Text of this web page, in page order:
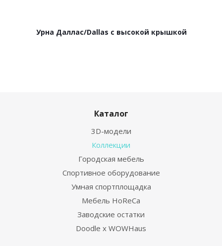
Урна Даллас/Dallas c высокой крышкой
Каталог
3D-модели
Коллекции
Городская мебель
Спортивное оборудование
Умная спортплощадка
Мебель HoReCa
Заводские остатки
Doodle x WOWHaus